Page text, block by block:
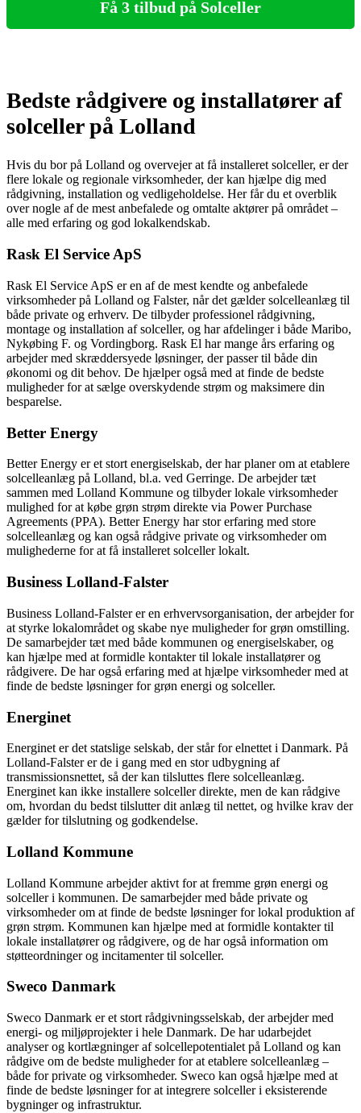
Få 3 tilbud på Solceller
Bedste rådgivere og installatører af
solceller på Lolland
Hvis du bor på Lolland og overvejer at få installeret solceller, er der
flere lokale og regionale virksomheder, der kan hjælpe dig med
rådgivning, installation og vedligeholdelse. Her får du et overblik
over nogle af de mest anbefalede og omtalte aktører på området –
alle med erfaring og god lokalkendskab.
Rask El Service ApS
Rask El Service ApS er en af de mest kendte og anbefalede
virksomheder på Lolland og Falster, når det gælder solcelleanlæg til
både private og erhverv. De tilbyder professionel rådgivning,
montage og installation af solceller, og har afdelinger i både Maribo,
Nykøbing F. og Vordingborg. Rask El har mange års erfaring og
arbejder med skræddersyede løsninger, der passer til både din
økonomi og dit behov. De hjælper også med at finde de bedste
muligheder for at sælge overskydende strøm og maksimere din
besparelse.
Better Energy
Better Energy er et stort energiselskab, der har planer om at etablere
solcelleanlæg på Lolland, bl.a. ved Gerringe. De arbejder tæt
sammen med Lolland Kommune og tilbyder lokale virksomheder
mulighed for at købe grøn strøm direkte via Power Purchase
Agreements (PPA). Better Energy har stor erfaring med store
solcelleanlæg og kan også rådgive private og virksomheder om
mulighederne for at få installeret solceller lokalt.
Business Lolland-Falster
Business Lolland-Falster er en erhvervsorganisation, der arbejder for
at styrke lokalområdet og skabe nye muligheder for grøn omstilling.
De samarbejder tæt med både kommunen og energiselskaber, og
kan hjælpe med at formidle kontakter til lokale installatører og
rådgivere. De har også erfaring med at hjælpe virksomheder med at
finde de bedste løsninger for grøn energi og solceller.
Energinet
Energinet er det statslige selskab, der står for elnettet i Danmark. På
Lolland-Falster er de i gang med en stor udbygning af
transmissionsnettet, så der kan tilsluttes flere solcelleanlæg.
Energinet kan ikke installere solceller direkte, men de kan rådgive
om, hvordan du bedst tilslutter dit anlæg til nettet, og hvilke krav der
gælder for tilslutning og godkendelse.
Lolland Kommune
Lolland Kommune arbejder aktivt for at fremme grøn energi og
solceller i kommunen. De samarbejder med både private og
virksomheder om at finde de bedste løsninger for lokal produktion af
grøn strøm. Kommunen kan hjælpe med at formidle kontakter til
lokale installatører og rådgivere, og de har også information om
støtteordninger og incitamenter til solceller.
Sweco Danmark
Sweco Danmark er et stort rådgivningsselskab, der arbejder med
energi- og miljøprojekter i hele Danmark. De har udarbejdet
analyser og kortlægninger af solcellepotentialet på Lolland og kan
rådgive om de bedste muligheder for at etablere solcelleanlæg –
både for private og virksomheder. Sweco kan også hjælpe med at
finde de bedste løsninger for at integrere solceller i eksisterende
bygninger og infrastruktur.